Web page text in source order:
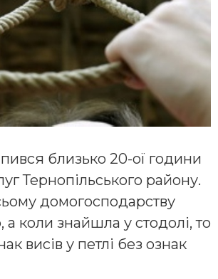
близько 20-ої години
Тернопільського району.
домогосподарству
а коли знайшла у стодолі, то
висів у петлі без ознак